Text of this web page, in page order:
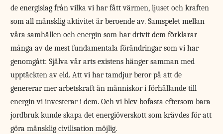
de energislag från vilka vi har fått värmen, ljuset och kraften
som all mänsklig aktivitet är beroende av. Samspelet mellan
våra samhällen och energin som har drivit dem förklarar
många av de mest fundamentala förändringar som vi har
genomgått: Själva vår arts existens hänger samman med
upptäckten av eld. Att vi har tamdjur beror på att de
genererar mer arbetskraft än människor i förhållande till
energin vi investerar i dem. Och vi blev bofasta eftersom bara
jordbruk kunde skapa det energiöverskott som krävdes för att
göra mänsklig civilisation möjlig.